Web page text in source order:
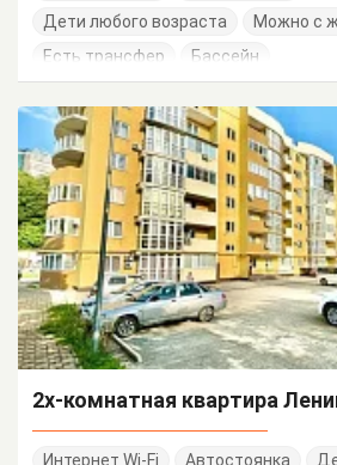
Дети любого возраста
Можно с
Есть трансфер
Бассейн
Интернет Wi-Fi Автостоянка